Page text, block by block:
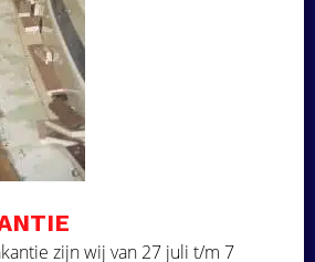
offerte aan!
aanvragen
Ga naar
Over ons
Projecten
zijn wij van 27 juli t/m 7
cookies om uw
Door
stemt u in met
met ons